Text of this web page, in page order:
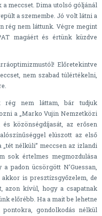
meccset. Dima utolsó góljánál
a szemembe. Jó volt látni a
rég nem láttunk. Végre megint
magáért és értünk küzdve
Előretekintve
nem szabad túlértékelni,
rég nem láttam, bár tudjuk
a „Marko Vujin Nemzetközi
és közönségdíjasát, az erősen
elúszott az első
nélküli” meccsen az izlandi
sok értelmes megmozdulása
padon ücsörgött N’Guessan,
is presztízsgyőzelem, de
azon kívül, hogy a csapatnak
előrébb. Ha a mait be lehetne
gondolkodás nélkül